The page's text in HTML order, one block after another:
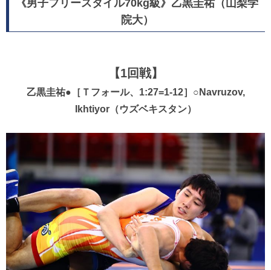
《男子フリースタイル70kg級》乙黒圭祐（山梨学
院大）
【1回戦】
乙黒圭祐●［Ｔフォール、1:27=1-12］○Navruzov,
Ikhtiyor（ウズベキスタン）